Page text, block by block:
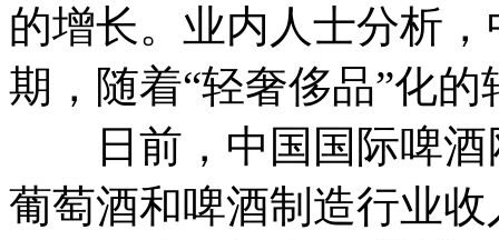
的增长。业内人士分析
期，随着“轻奢侈品”化
日前，中国国际啤酒
葡萄酒和啤酒制造行业